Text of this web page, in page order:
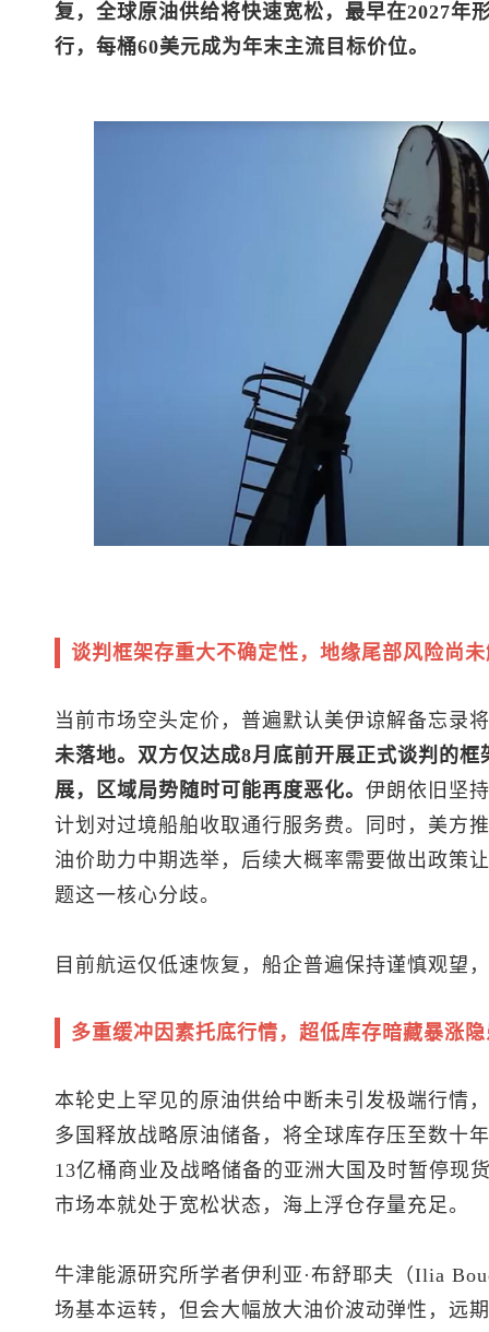
复，全球原油供给将快速宽松，最早在2027年
行，每桶60美元成为年末主流目标价位。
谈判框架存重大不确定性，地缘尾部风险尚
当前市场空头定价，普遍默认美伊谅解备忘录
未落地。双方仅达成8月底前开展正式谈判的
展，区域局势随时可能再度恶化。 伊朗依旧坚
计划对过境船舶收取通行服务费。同时，美方
油价助力中期选举，后续大概率需要做出政策
题这一核心分歧。
目前航运仅低速恢复，船企普遍保持谨慎观望
多重缓冲因素托底行情，超低库存暗藏暴涨
本轮史上罕见的原油供给中断未引发极端行情
多国释放战略原油储备，将全球库存压至数十
13亿桶商业及战略储备的亚洲大国及时暂停现
市场本就处于宽松状态，海上浮仓存量充足。
牛津能源研究所学者伊利亚·布舒耶夫（Ilia
场基本运转，但会大幅放大油价波动弹性，远